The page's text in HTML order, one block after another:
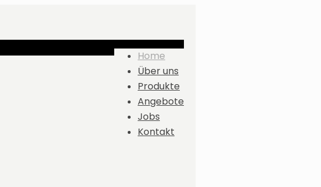
Home
Über uns
Produkte
Angebote
Jobs
Kontakt